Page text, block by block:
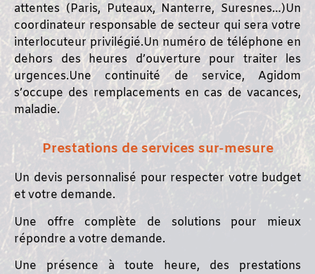
attentes (Paris, Puteaux, Nanterre, Suresnes…)Un
coordinateur responsable de secteur qui sera votre
interlocuteur privilégié.Un numéro de téléphone en
dehors des heures d’ouverture pour traiter les
urgences.Une continuité de service, Agidom
s’occupe des remplacements en cas de vacances,
maladie.
Prestations de services sur-mesure
Un devis personnalisé pour respecter votre budget
et votre demande.
Une offre complète de solutions pour mieux
répondre a votre demande.
Une présence à toute heure, des prestations